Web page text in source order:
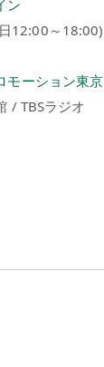
ン
12:00～18:00)
モーション東京
/ TBSラジオ